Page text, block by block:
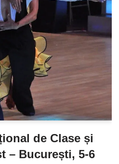
de Clase și
– București, 5-6